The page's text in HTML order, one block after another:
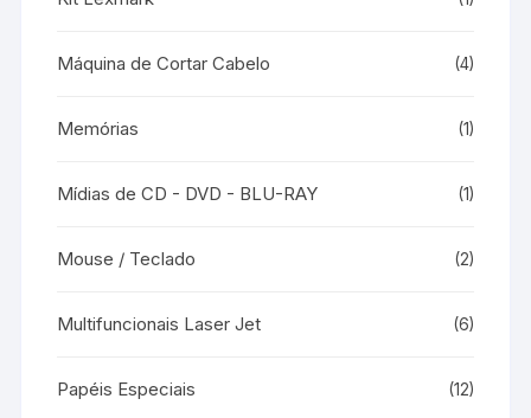
Máquina de Cortar Cabelo (4)
Memórias (1)
Mídias de CD - DVD - BLU-RAY (1)
Mouse / Teclado (2)
Multifuncionais Laser Jet (6)
Papéis Especiais (12)